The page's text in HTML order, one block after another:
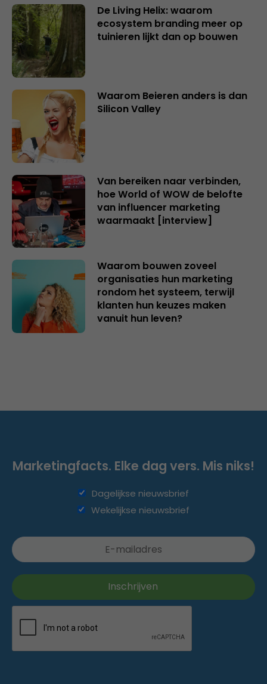
De Living Helix: waarom
ecosystem branding meer op
tuinieren lijkt dan op bouwen
Waarom Beieren anders is dan
Silicon Valley
Van bereiken naar verbinden,
hoe World of WOW de belofte
van influencer marketing
waarmaakt [interview]
Waarom bouwen zoveel
organisaties hun marketing
rondom het systeem, terwijl
klanten hun keuzes maken
vanuit hun leven?
Marketingfacts. Elke dag vers. Mis niks!
Dagelijkse nieuwsbrief
Wekelijkse nieuwsbrief